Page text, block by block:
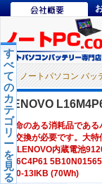
ノートパソコン バッ
す
べ
て
の
カ
テ
ゴ
リ
ー
を
見
る
LENOVO
寿命のある消耗品であ
ー交換が必要です。大
ー,LENOVO内蔵電池
L16C4P61
920-13IKB (70Wh)